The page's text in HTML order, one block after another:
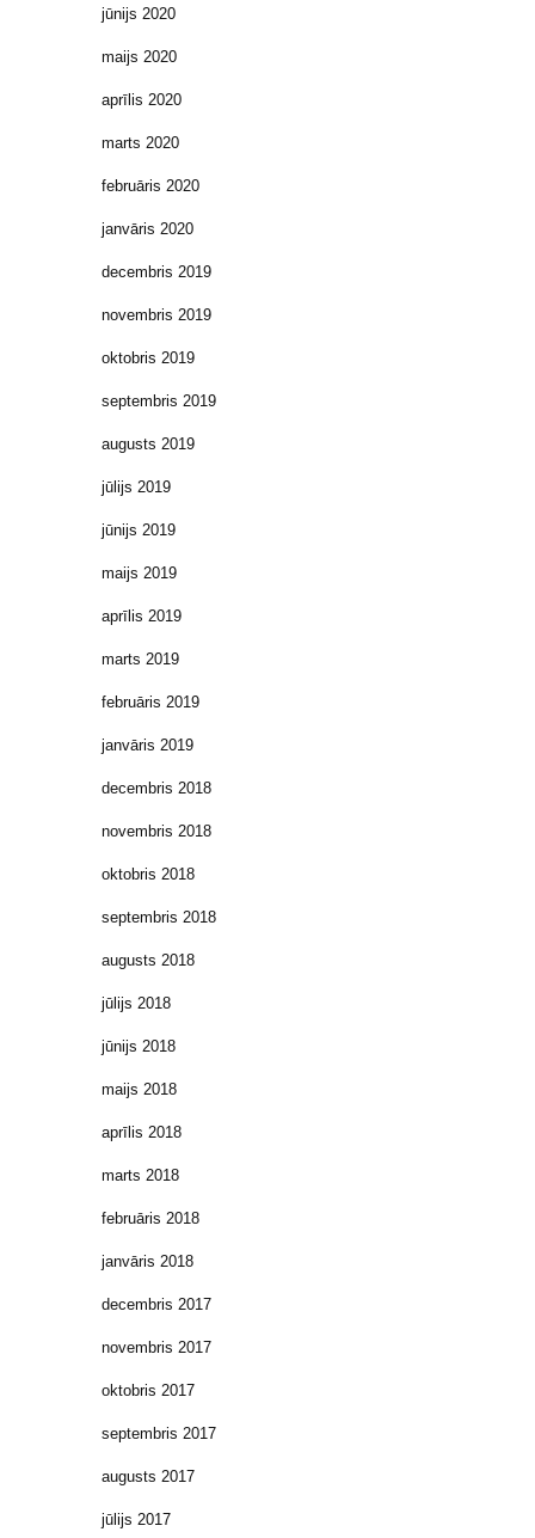
jūnijs 2020
maijs 2020
aprīlis 2020
marts 2020
februāris 2020
janvāris 2020
decembris 2019
novembris 2019
oktobris 2019
septembris 2019
augusts 2019
jūlijs 2019
jūnijs 2019
maijs 2019
aprīlis 2019
marts 2019
februāris 2019
janvāris 2019
decembris 2018
novembris 2018
oktobris 2018
septembris 2018
augusts 2018
jūlijs 2018
jūnijs 2018
maijs 2018
aprīlis 2018
marts 2018
februāris 2018
janvāris 2018
decembris 2017
novembris 2017
oktobris 2017
septembris 2017
augusts 2017
jūlijs 2017